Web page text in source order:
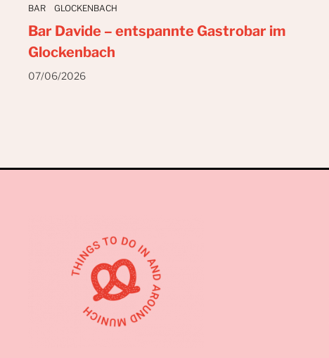
BAR GLOCKENBACH
Bar Davide – entspannte Gastrobar im
Glockenbach
07/06/2026